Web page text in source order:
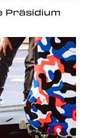
Präsidium